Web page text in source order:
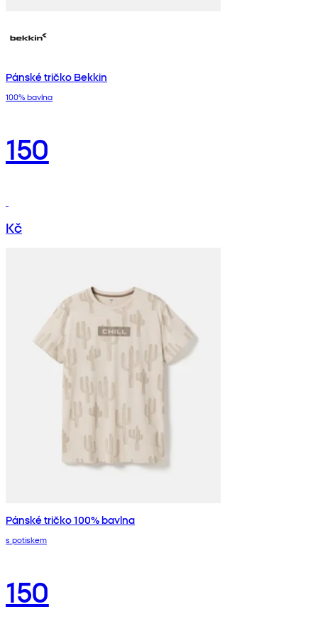
Pánské tričko Bekkin
100% bavlna
150
Kč
Pánské tričko 100% bavlna
s potiskem
150